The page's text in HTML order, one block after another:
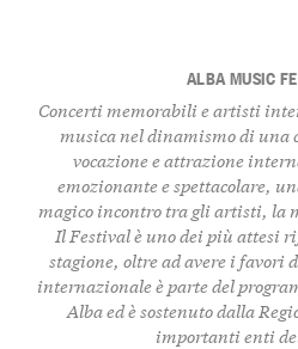
ALBA MUSIC
Concerti memorabili e artisti
musica nel dinamismo di
vocazione e attrazione
emozionante e spettacolare,
magico incontro tra gli artisti, la
Il Festival è uno dei più attesi
stagione, oltre ad avere i favori
internazionale è parte del
Alba ed è sostenuto dalla
importanti enti